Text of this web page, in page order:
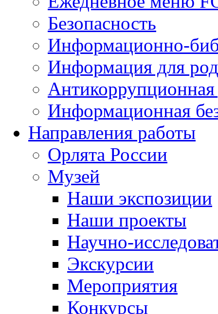
Безопасность
Информационно-
Информация для
Антикоррупционная
Информационная
Направления работы
Орлята России
Музей
Наши экспозиции
Наши проекты
Научно-
Экскурсии
Мероприятия
Конкурсы